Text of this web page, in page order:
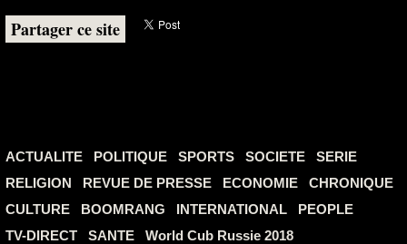
Partager ce site
ACTUALITE POLITIQUE SPORTS SOCIETE
SERIE
RELIGION
REVUE DE PRESSE ECONOMIE
CHRONIQUE
CULTURE
BOOMRANG INTERNATIONAL
PEOPLE
TV-DIRECT
SANTE
World Cub Russie 2018